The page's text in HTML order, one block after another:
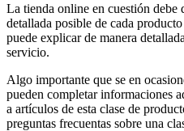
La tienda online en cuestión debe
detallada posible de cada
puede explicar de manera
servicio.
Algo importante que se en
pueden completar informaciones
a artículos de esta clase de
preguntas frecuentas sobre una